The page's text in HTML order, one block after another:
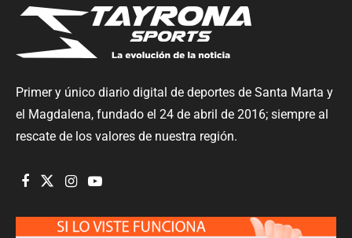
Primer y único diario digital de deportes de Santa Marta y
el Magdalena, fundado el 24 de abril de 2016; siempre al
rescate de los valores de nuestra región.